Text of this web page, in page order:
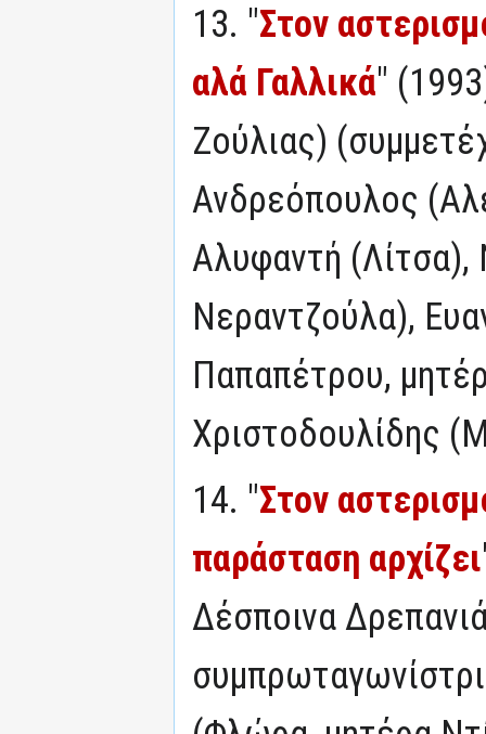
13. "Στον
αλά Γαλλικά"
Ζούλιας)
Ανδρεόπουλος
Αλυφαντή
Νεραντζούλα),
Παπαπέτρου,
Χριστοδουλίδης
14. "Στον
παράσταση αρχίζει
Δέσποινα